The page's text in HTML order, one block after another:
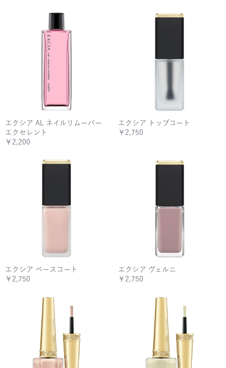
エクシア AL ネイルリムーバー
エクセレント
￥2,200
エクシア トップコート
￥2,750
エクシア ベースコート
￥2,750
エクシア ヴェルニ
￥2,750